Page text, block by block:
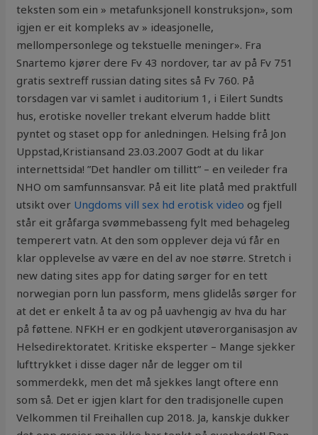
teksten som ein » metafunksjonell konstruksjon», som
igjen er eit kompleks av » ideasjonelle,
mellompersonlege og tekstuelle meninger». Fra
Snartemo kjører dere Fv 43 nordover, tar av på Fv 751
gratis sextreff russian dating sites så Fv 760. På
torsdagen var vi samlet i auditorium 1, i Eilert Sundts
hus, erotiske noveller trekant elverum hadde blitt
pyntet og staset opp for anledningen. Helsing frå Jon
Uppstad,Kristiansand 23.03.2007 Godt at du likar
internettsida! ”Det handler om tillitt” – en veileder fra
NHO om samfunnsansvar. På eit lite platå med praktfull
utsikt over Ungdoms vill sex hd erotisk video og fjell
står eit gråfarga svømmebasseng fylt med behageleg
temperert vatn. At den som opplever deja vú får en
klar opplevelse av være en del av noe større. Stretch i
new dating sites app for dating sørger for en tett
norwegian porn lun passform, mens glidelås sørger for
at det er enkelt å ta av og på uavhengig av hva du har
på føttene. NFKH er en godkjent utøverorganisasjon av
Helsedirektoratet. Kritiske eksperter – Mange sjekker
lufttrykket i disse dager når de legger om til
sommerdekk, men det må sjekkes langt oftere enn
som så. Det er igjen klart for den tradisjonelle cupen
Velkommen til Freihallen cup 2018. Ja, kanskje dukker